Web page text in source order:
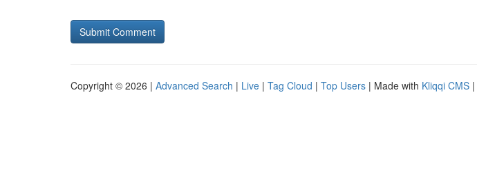
Copyright © 2026 | Advanced Search | Live | Tag Cloud | Top Users | Made with Kliqqi CMS |